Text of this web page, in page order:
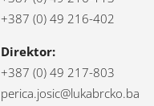
+387 (0) 49 216-402
Direktor:
+387 (0) 49 217-803
perica.josic@lukabrcko.ba